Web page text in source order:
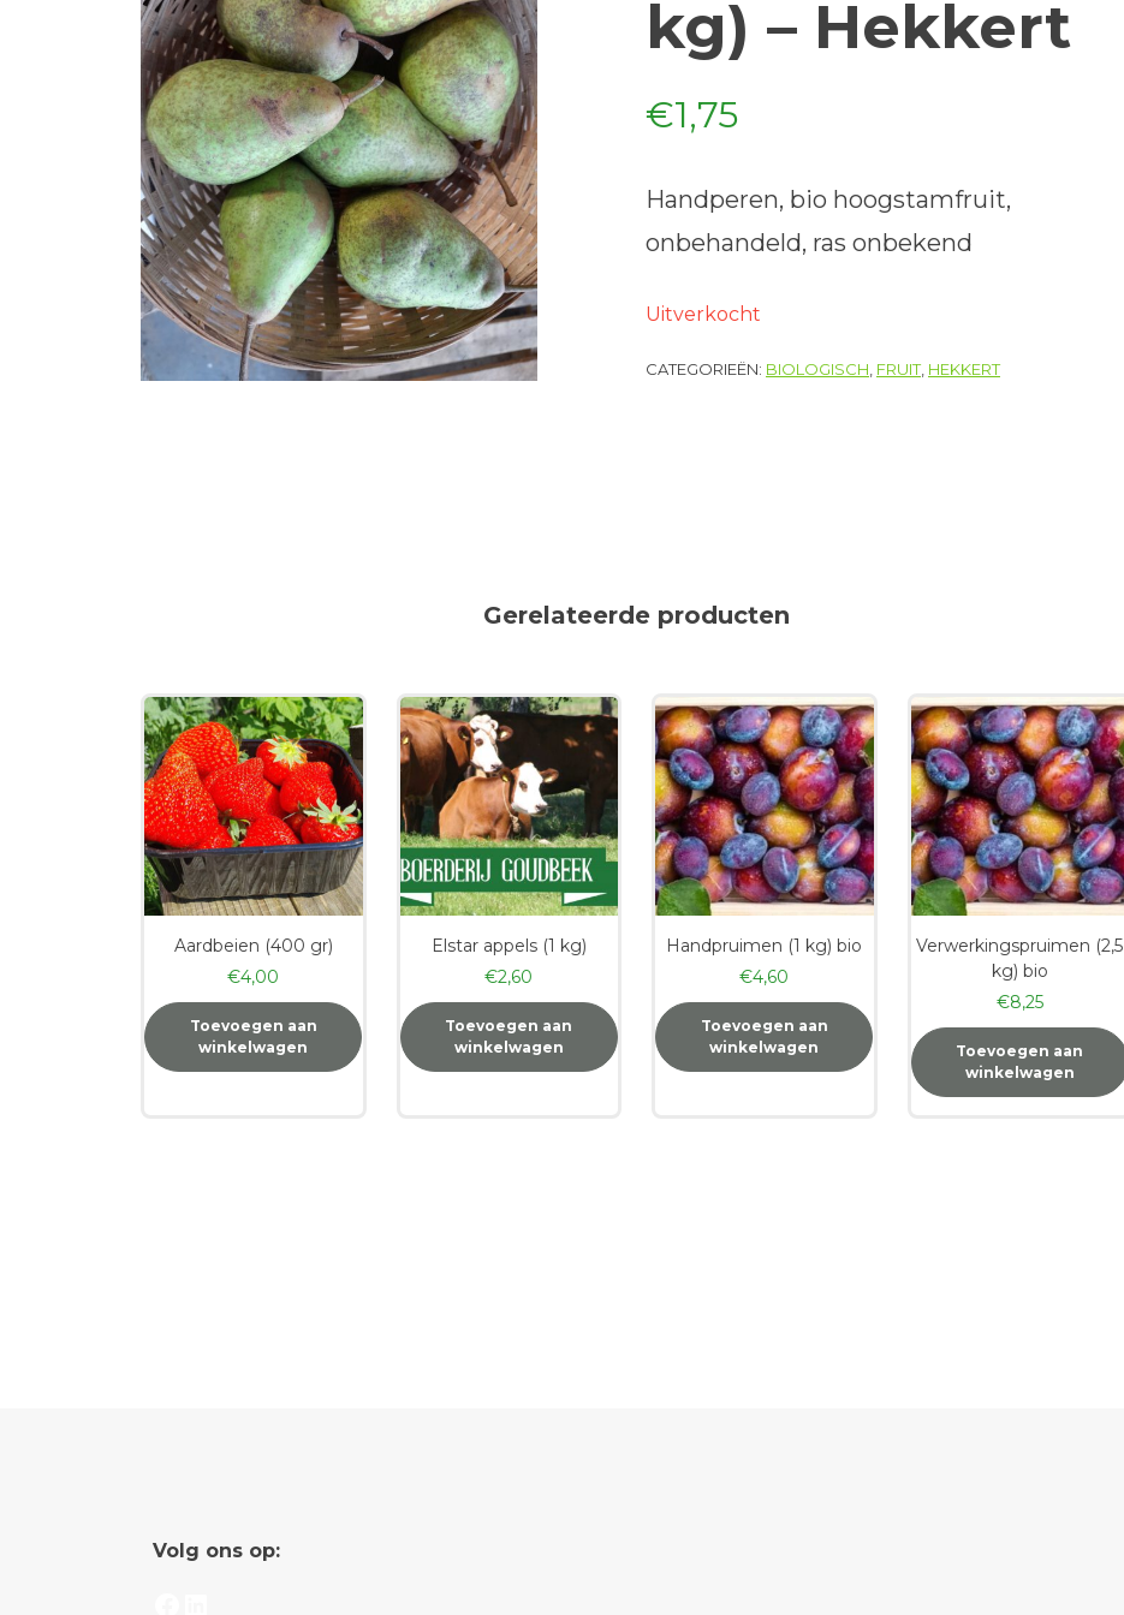
kg) – Hekkert
€1,75
Handperen, bio hoogstamfruit,
onbehandeld, ras onbekend
Uitverkocht
CATEGORIEËN: BIOLOGISCH FRUIT, HEKKERT
Gerelateerde producten
Aardbeien (400 gr)
€4,00
Toevoegen aan
winkelwagen
Elstar appels (1 kg)
€2,60
Toevoegen aan
winkelwagen
Handpruimen (1 kg) bio
€4,60
Toevoegen aan
winkelwagen
Verwerkingspruimen (2,5
kg) bio
€8,25
Toevoegen aan
winkelwagen
Volg ons op: